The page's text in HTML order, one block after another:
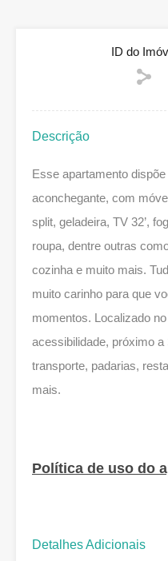
ID do
Descrição
Esse apartamento
aconchegante, com
split, geladeira, TV 32’,
roupa, dentre outras
cozinha e muito mais.
muito carinho para que
momentos. Localizado
acessibilidade, próximo
transporte, padarias,
mais.
Política de uso do
Detalhes Adicionais